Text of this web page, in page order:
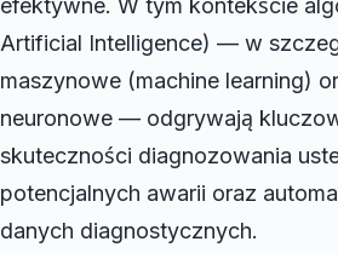
efektywne. W tym kontekście
Artificial Intelligence) — w
maszynowe (machine learning)
neuronowe — odgrywają
skuteczności diagnozowania
potencjalnych awarii oraz
danych diagnostycznych.